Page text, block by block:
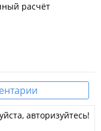
расчёт
авторизуйтесь!